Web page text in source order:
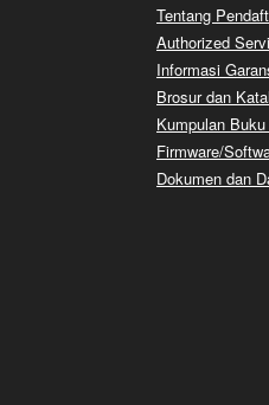
Tentang
Authorized
Informasi
Brosur dan
Kumpulan
Firmware/
Dokumen dan